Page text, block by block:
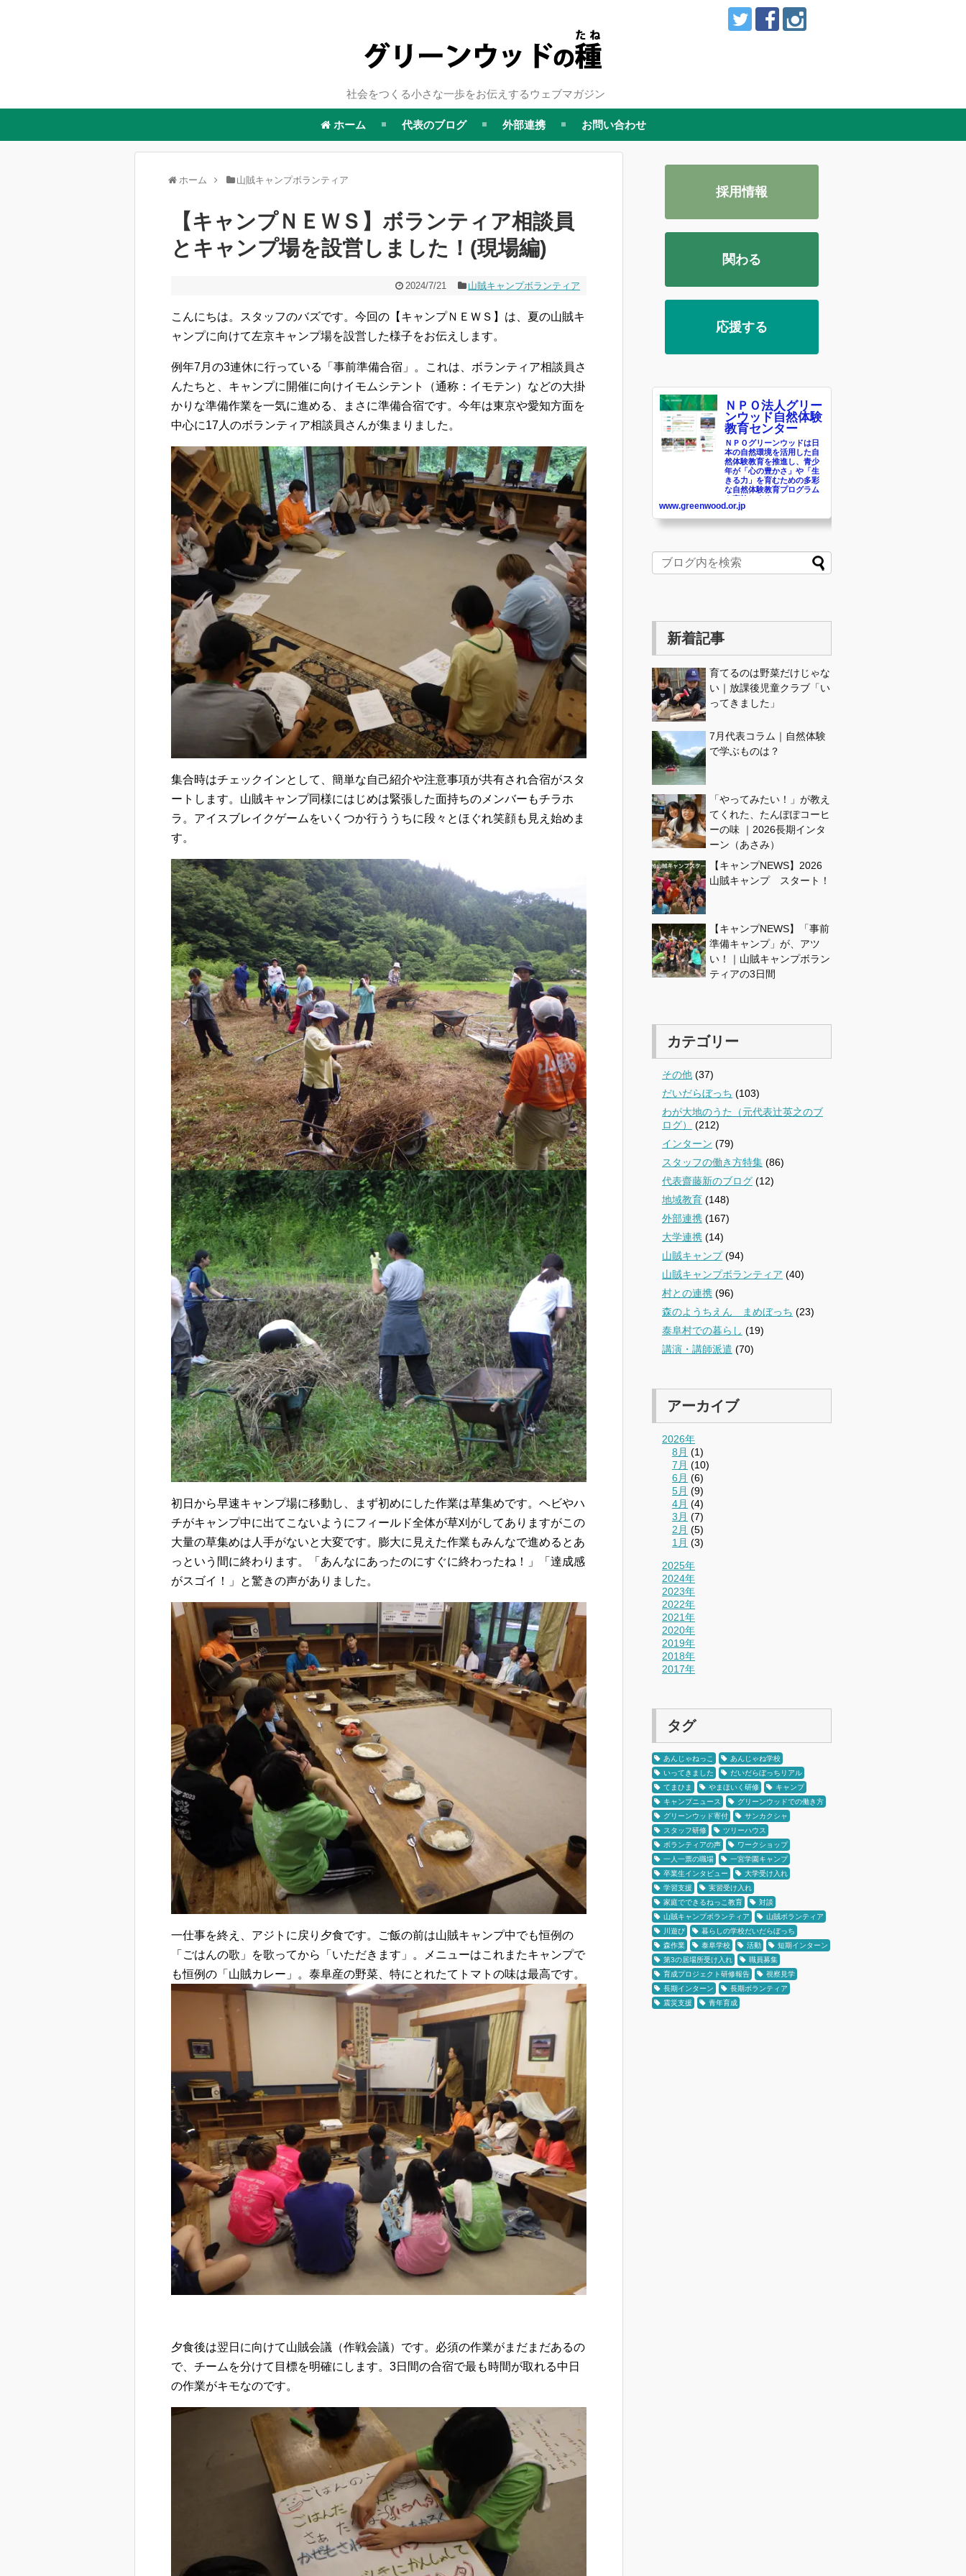
社会をつくる小さな一歩をお伝えするウェブマガジン
ホーム 代表のブログ 外部連携 お問い合わせ
ホーム 山賊キャンプボランティア
【キャンプＮＥＷＳ】ボランティア相談員
とキャンプ場を設営しました！(現場編)
2024/7/21 山賊キャンプボランティア
こんにちは。スタッフのバズです。今回の【キャンプＮＥＷＳ】は、夏の山賊キ
ャンプに向けて左京キャンプ場を設営した様子をお伝えします。
例年7月の3連休に行っている「事前準備合宿」。これは、ボランティア相談員さ
んたちと、キャンプに開催に向けイモムシテント（通称：イモテン）などの大掛
かりな準備作業を一気に進める、まさに準備合宿です。今年は東京や愛知方面を
中心に17人のボランティア相談員さんが集まりました。
集合時はチェックインとして、簡単な自己紹介や注意事項が共有され合宿がスタ
ートします。山賊キャンプ同様にはじめは緊張した面持ちのメンバーもチラホ
ラ。アイスブレイクゲームをいくつか行ううちに段々とほぐれ笑顔も見え始めま
す。
初日から早速キャンプ場に移動し、まず初めにした作業は草集めです。ヘビやハ
チがキャンプ中に出てこないようにフィールド全体が草刈がしてありますがこの
大量の草集めは人手がないと大変です。膨大に見えた作業もみんなで進めるとあ
っという間に終わります。「あんなにあったのにすぐに終わったね！」「達成感
がスゴイ！」と驚きの声がありました。
一仕事を終え、アジトに戻り夕食です。ご飯の前は山賊キャンプ中でも恒例の
「ごはんの歌」を歌ってから「いただきます」。メニューはこれまたキャンプで
も恒例の「山賊カレー」。泰阜産の野菜、特にとれたてトマトの味は最高です。
夕食後は翌日に向けて山賊会議（作戦会議）です。必須の作業がまだまだあるの
で、チームを分けて目標を明確にします。3日間の合宿で最も時間が取れる中日
の作業がキモなのです。
採用情報
関わる
応援する
ＮＰＯ法人グリー
ンウッド自然体験
教育センター
ＮＰＯグリーンウッドは日
本の自然環境を活用した自
然体験教育を推進し、青少
年が「心の豊かさ」や「生
きる力」を育むための多彩
な自然体験教育プログラム
を実施します。
www.greenwood.or.jp
新着記事
育てるのは野菜だけじゃな
い｜放課後児童クラブ「い
ってきました」
7月代表コラム｜自然体験
で学ぶものは？
「やってみたい！」が教え
てくれた、たんぽぽコーヒ
ーの味 ｜2026長期インタ
ーン（あさみ）
【キャンプNEWS】2026
山賊キャンプ スタート！
【キャンプNEWS】「事前
準備キャンプ」が、アツ
い！｜山賊キャンプボラン
ティアの3日間
カテゴリー
その他 (37)
だいだらぼっち (103)
わが大地のうた（元代表辻英之のブ
ログ）
(212)
インターン (79)
スタッフの働き方特集 (86)
代表齋藤新のブログ (12)
地域教育 (148)
外部連携 (167)
大学連携 (14)
山賊キャンプ(94)
山賊キャンプボランティア (40)
村との連携 (96)
森のようちえん まめぼっち (23)
泰阜村での暮らし (19)
講演・講師派遣 (70)
アーカイブ
2026年
8月 (1)
7月 (10)
6月 (6)
5月 (9)
4月 (4)
3月 (7)
2月 (5)
1月 (3)
2025年
2024年
2023年
2022年
2021年
2020年
2019年
2018年
2017年
タグ
あんじゃねっこ
あんじゃね学校
いってきました
だいだらぼっちリアル
てまひま
やまほいく研修
キャンプ
キャンプニュース
グリーンウッドでの働き方
グリーンウッド寄付
サンカクシャ
スタッフ研修
ツリーハウス
ボランティアの声
ワークショップ
一人一票の職場
一宮学園キャンプ
卒業生インタビュー
大学受け入れ
学習支援
実習受け入れ
家庭でできるねっこ教育
対談
山賊キャンプボランティア
山賊ボランティア
川遊び
暮らしの学校だいだらぼっち
森作業
泰阜学校 活動
短期インターン
第3の居場所受け入れ
職員募集
育成プロジェクト研修報告
視察見学
長期インターン
長期ボランティア
震災支援
青年育成